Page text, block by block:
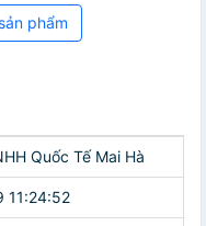
phẩm
Quốc Tế Mai Hà
11:24:52